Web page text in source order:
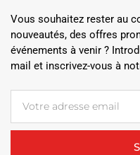
Vous souhaitez rester au
nouveautés, des offres
événements à venir ?
mail et inscrivez-vous à